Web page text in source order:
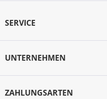
SERVICE
UNTERNEHMEN
ZAHLUNGSARTEN